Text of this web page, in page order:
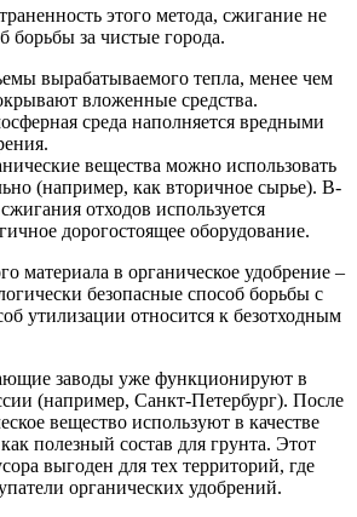
этого метода, сжигание не
за чистые города.
вырабатываемого тепла, менее чем
вложенные средства.
среда наполняется вредными
вещества можно использовать
(например, как вторичное сырье). В-
отходов используется
дорогостоящее оборудование.
материала в органическое удобрение –
безопасные способ борьбы с
утилизации относится к безотходным
заводы уже функционируют в
(например, Санкт-Петербург). После
вещество используют в качестве
полезный состав для грунта. Этот
выгоден для тех территорий, где
органических удобрений.